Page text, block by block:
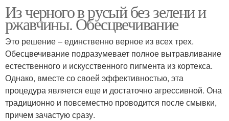
Из черного в русый без зелени и
ржавчины. Обесцвечивание
Это решение – единственно верное из всех трех.
Обесцвечивание подразумевает полное вытравливание
естественного и искусственного пигмента из кортекса.
Однако, вместе со своей эффективностью, эта
процедура является еще и достаточно агрессивной. Она
традиционно и повсеместно проводится после смывки,
причем зачастую сразу.